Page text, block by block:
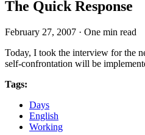
The Quick Response
February 27, 2007 · One min read
Today, I took the interview for the
self-confrontation will be
Tags:
Days
English
Working